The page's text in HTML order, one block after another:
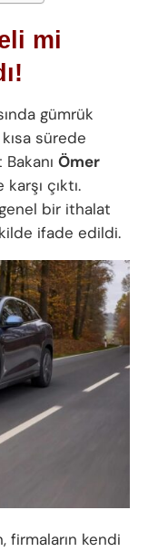
mi
gümrük
sürede
Ömer
çıktı.
bir ithalat
ifade edildi.
firmaların kendi